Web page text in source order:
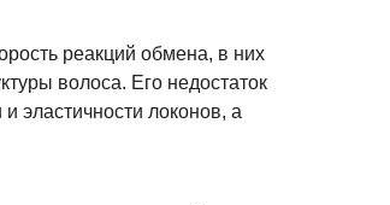
реакций обмена, в них
волоса. Его недостаток
эластичности локонов, а